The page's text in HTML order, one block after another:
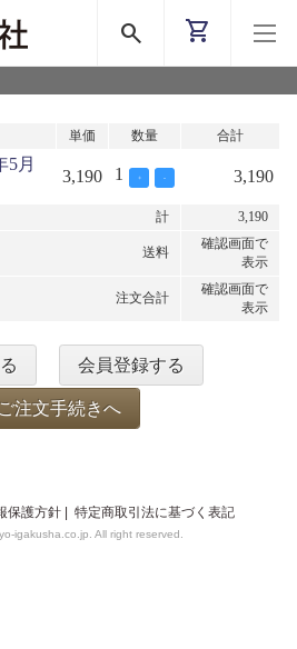
search shopping_cart
単価 数量 合計
5月
3,190 1 + - 3,190
計 3,190
送料
確認画面で
表示
注文合計
確認画面で
表示
会員登録する
注文手続きへ
保護方針 特定商取引法に基づく表記
igakusha.co.jp. All right reserved.